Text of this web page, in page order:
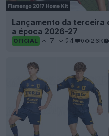
Lançamento da terceira
a época 2026-27
OFICIAL 7 24 0 2.6K